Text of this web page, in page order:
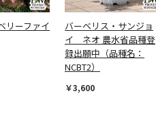
リーファイ
バーベリス・サンジョ
イ ネオ 農水省品種登
録出願中（品種名：
NCBT2）
￥3,600